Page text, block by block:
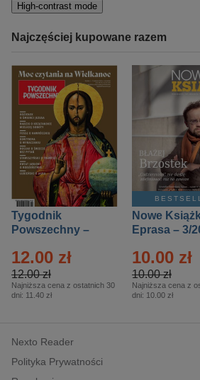
High-contrast mode
Najczęściej kupowane razem
Tygodnik
Powszechny –
12.00 zł
12.00 zł
Najniższa cena z ostatnich 30
dni: 11.40 zł
Nowe
Eprasa – 3/
10.00 zł
10.00 zł
Najniższa cena z
dni: 10.00 zł
Nexto Reader
Polityka Prywatności